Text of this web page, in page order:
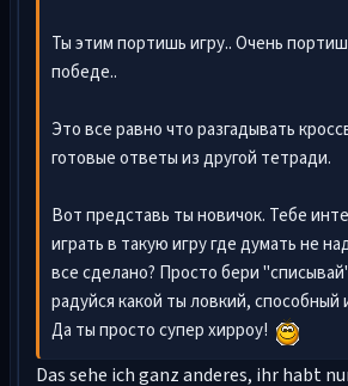
Ты этим портишь игру.. Очень
победе..
Это все равно что разгадывать
готовые ответы из другой тетради.
Вот представь ты новичок. Тебе
играть в такую игру где думать не
все сделано? Просто бери
радуйся какой ты ловкий, способный
Да ты просто супер хирроу!
Das sehe ich ganz anderes, ihr habt